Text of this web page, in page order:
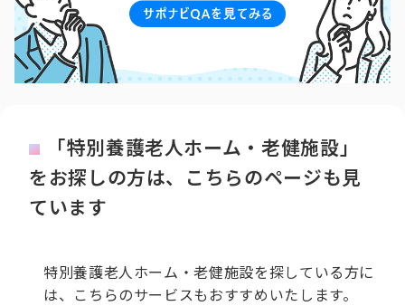
「特別養護老人ホーム・老健施設」
をお探しの方は、こちらのページも見
ています
特別養護老人ホーム・老健施設を探している方に
は、こちらのサービスもおすすめいたします。